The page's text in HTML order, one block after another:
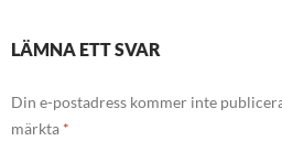
LÄMNA ETT SVAR
Din e-postadress kommer inte
märkta *